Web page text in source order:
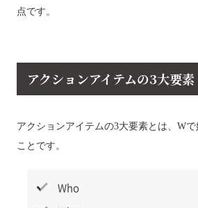
点です。
アクションアイテムの3大要素
アクションアイテムの3大要素とは、W
ことです。
Who